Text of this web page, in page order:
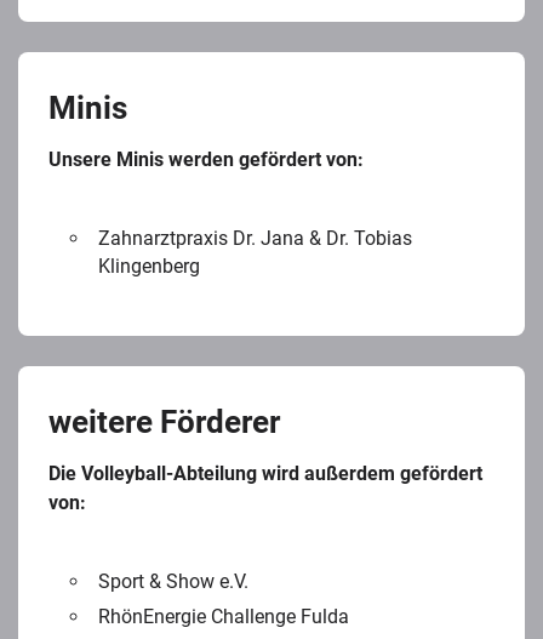
Minis
Unsere Minis werden gefördert von:
Zahnarztpraxis Dr. Jana & Dr. Tobias
Klingenberg
weitere Förderer
Die Volleyball-Abteilung wird außerdem gefördert
von:
Sport & Show e.V.
RhönEnergie Challenge Fulda